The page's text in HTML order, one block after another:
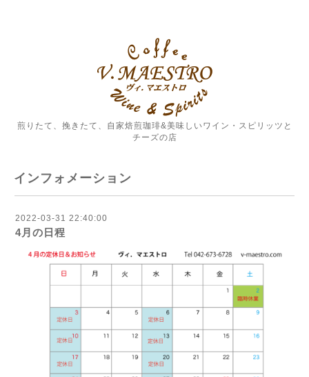
煎りたて、挽きたて、自家焙煎珈琲&美味しいワイン・スピリッツと
チーズの店
インフォメーション
2022-03-31 22:40:00
4月の日程